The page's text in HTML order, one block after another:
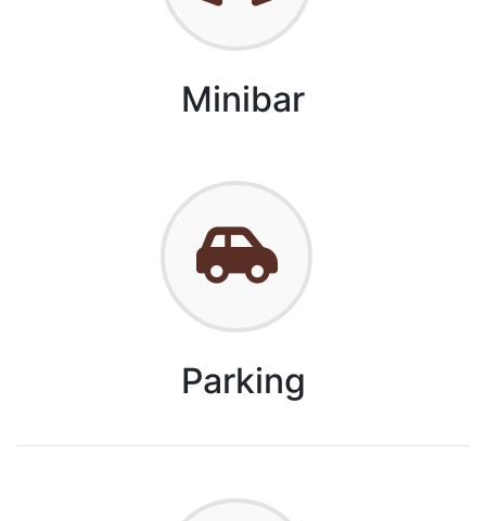
Minibar
Parking